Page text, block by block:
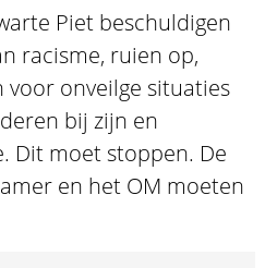
Piet beschuldigen
racisme, ruien op,
voor onveilge situaties
bij zijn en
Dit moet stoppen. De
en het OM moeten